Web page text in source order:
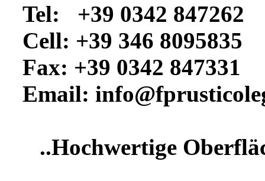
Tel: +39 0342 847262
Cell: +39 346 8095835
Fax: +39 0342 847331
Email: info@
..Hochwertige